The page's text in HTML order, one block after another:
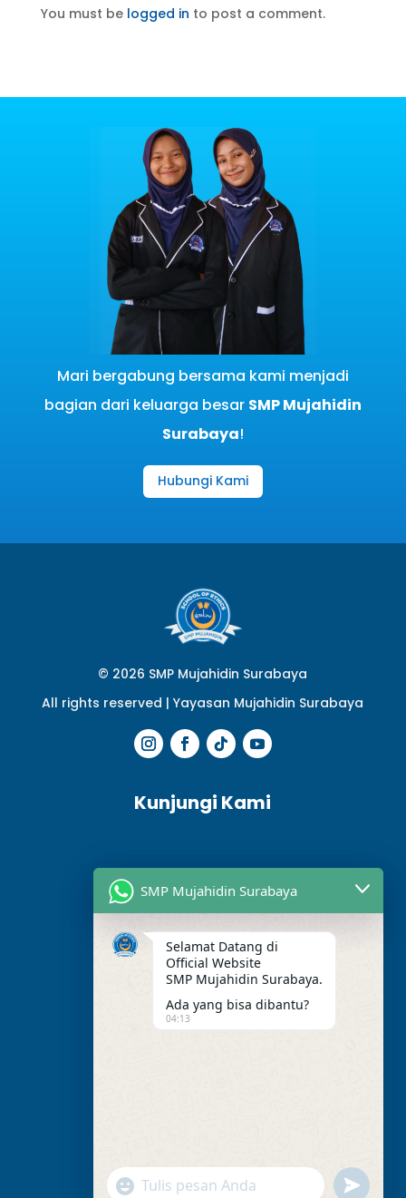
You must be logged in to post a comment.
Mari bergabung bersama kami menjadi
bagian dari keluarga besar SMP Mujahidin
Surabaya!
Hubungi Kami
© 2026 SMP Mujahidin Surabaya
All rights reserved |Yayasan Mujahidin Surabaya
Kunjungi Kami
Surabaya,Jawa Timur, 60165.
SMP Mujahidin Surabaya
Selamat Datang di
Official Website
SMP Mujahidin Surabaya.
Ada yang bisa dibantu?
04:13
"+chaty_settings.lang.emoji_picker+"
WhatsApp Message
undefined